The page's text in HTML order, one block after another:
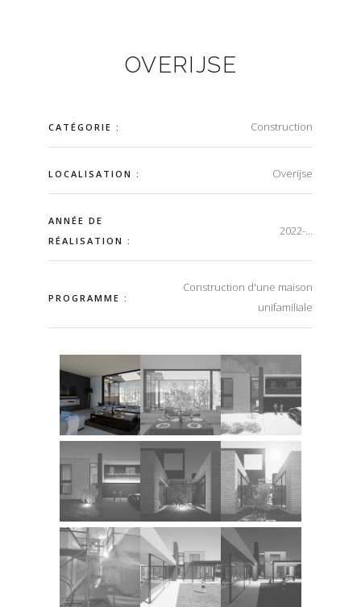
OVERIJSE
CATÉGORIE : Construction
LOCALISATION : Overijse
ANNÉE DE
RÉALISATION :
2022-...
PROGRAMME :
Construction d'une maison
unifamiliale